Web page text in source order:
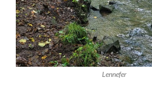
Lennefer